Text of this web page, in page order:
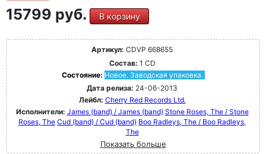
15799 руб. В корзину
Артикул: CDVP 668655
Состав: 1 CD
Состояние: Новое. Заводская упаковка.
Дата релиза: 24-06-2013
Лейбл: Cherry Red Records Ltd.
Исполнители: James (band) / James (band) Stone Roses, The / Stone
Roses, The Cud (band) / Cud (band) Boo Radleys, The / Boo Radleys,
The
Показать больше